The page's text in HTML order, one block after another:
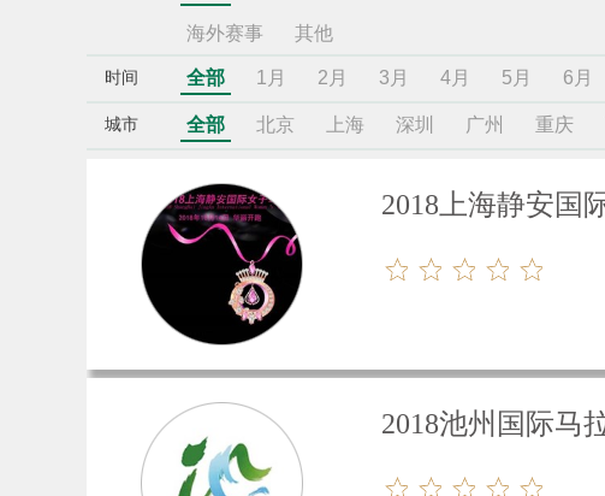
海外赛事 其他
时间 全部 1月 2月 3月 4月 5月 6月
城市 全部 北京 上海 深圳 广州 重庆
2018上海静安国
2018池州国际马